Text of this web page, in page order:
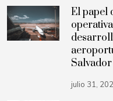
El papel
Salvador
julio 31,